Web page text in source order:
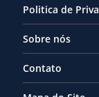
Politica de
Sobre nós
Contato